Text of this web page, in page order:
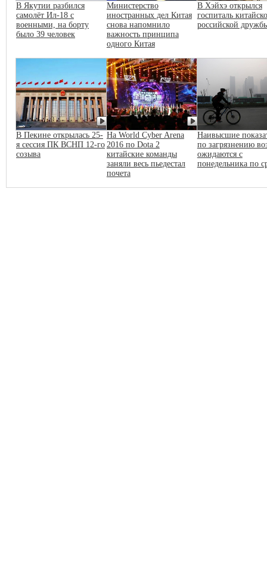
В Якутии разбился
самолёт Ил-18 с
военными, на борту
было 39 человек
Министерство
иностранных дел Китая
снова напомнило
важность принципа
одного Китая
В Хэйхэ открылся
госпиталь
российской
В Пекине открылась 25-
я сессия ПК ВСНП 12-го
созыва
На World Cyber Arena
2016 по Dota 2
китайские команды
заняли весь пьедестал
почета
Наивысшие
по загрязнению
ожидаются с
понедельника по